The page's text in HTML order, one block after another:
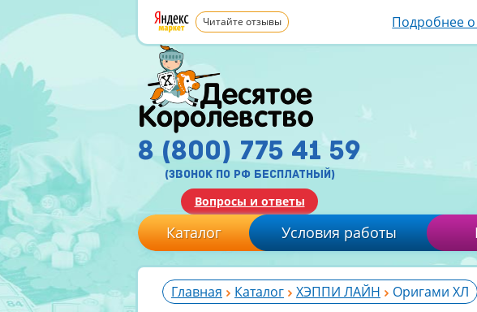
Читайте отзывы Подробнее о
8 (800) 775 41 59
(звонок по рф бесплатный)
Вопросы и ответы
Каталог Условия работы
Главная Каталог ХЭППИ ЛАЙН Оригами ХЛ